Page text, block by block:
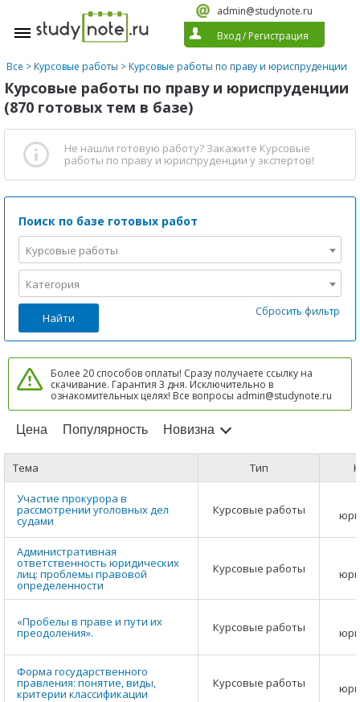
admin@studynote.ru
Вход/ Регистрация
Все >Курсовые работы >Курсовые работы по праву и юриспруденции
Курсовые работы по праву и юриспруденции
(870 готовых тем в базе)
Не нашли готовую работу? Закажите Курсовые
работы по праву и юриспруденции у экспертов!
Поиск по базе готовых работ
Курсовые работы
Категория
Найти Сбросить фильтр
Более 20 способов оплаты! Сразу получаете ссылку на
скачивание. Гарантия 3 дня. Исключительно в
ознакомительных целях! Все вопросы admin@studynote.ru
Цена Популярность Новизна
Тема Тип
Участие прокурора в
рассмотрении уголовных дел
судами
Курсовые работы
Административная
ответственность юридических
лиц: проблемы правовой
определенности
Курсовые работы
«Пробелы в праве и пути их
преодоления». Курсовые работы
Форма государственного
правления: понятие, виды,
критерии классификации
Курсовые работы